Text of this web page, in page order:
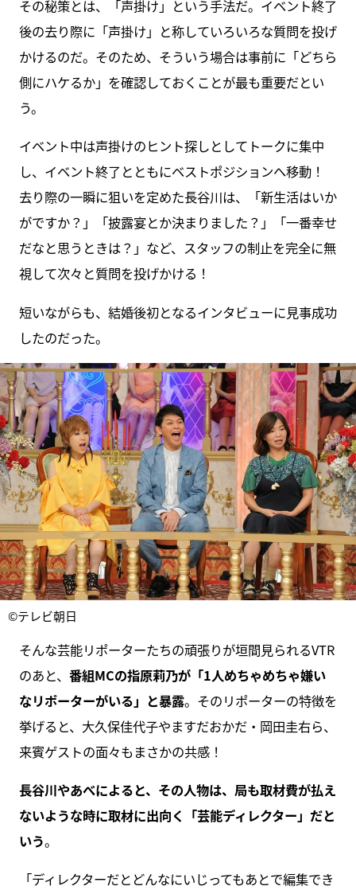
その秘策とは、「声掛け」という手法だ。イベント終了
後の去り際に「声掛け」と称していろいろな質問を投げ
かけるのだ。そのため、そういう場合は事前に「どちら
側にハケるか」を確認しておくことが最も重要だとい
う。
イベント中は声掛けのヒント探しとしてトークに集中
し、イベント終了とともにベストポジションへ移動！
去り際の一瞬に狙いを定めた長谷川は、「新生活はいか
がですか？」「披露宴とか決まりました？」「一番幸せ
だなと思うときは？」など、スタッフの制止を完全に無
視して次々と質問を投げかける！
短いながらも、結婚後初となるインタビューに見事成功
したのだった。
©テレビ朝日
そんな芸能リポーターたちの頑張りが垣間見られるVTR
のあと、 番組MCの指原莉乃が「1人めちゃめちゃ嫌い
なリポーターがいる」と暴露。そのリポーターの特徴を
挙げると、大久保佳代子やますだおかだ・岡田圭右ら、
来賓ゲストの面々もまさかの共感！
長谷川やあべによると、その人物は、局も取材費が払え
ないような時に取材に出向く「芸能ディレクター」だと
いう。
「ディレクターだとどんなにいじってもあとで編集でき